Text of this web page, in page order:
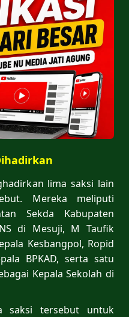
lima saksi lain
Mereka meliputi
Sekda Kabupaten
di Mesuji, M Taufik
Kesbangpol, Ropid
BPKAD, serta satu
Kepala Sekolah di
saksi tersebut untuk